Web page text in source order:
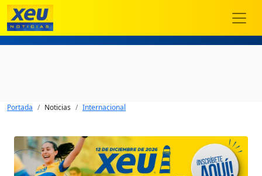
Portada Noticias Internacional